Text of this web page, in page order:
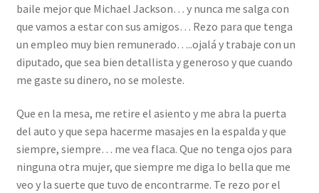
baile mejor que Michael Jackson… y nunca me salga con
que vamos a estar con sus amigos… Rezo para que tenga
un empleo muy bien remunerado…..ojalá y trabaje con un
diputado, que sea bien detallista y generoso y que cuando
me gaste su dinero, no se moleste.
Que en la mesa, me retire el asiento y me abra la puerta
del auto y que sepa hacerme masajes en la espalda y que
siempre, siempre… me vea flaca. Que no tenga ojos para
ninguna otra mujer, que siempre me diga lo bella que me
veo y la suerte que tuvo de encontrarme. Te rezo por el